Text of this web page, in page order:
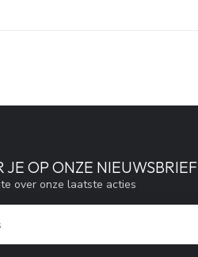
JE OP ONZE NIEUWSBRIEF
over onze laatste acties